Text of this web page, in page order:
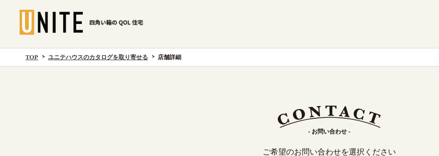
TOP ユニテハウスのカタログを取り寄せる 店舗詳細
- お問い合わせ -
ご希望のお問い合わせを選択ください